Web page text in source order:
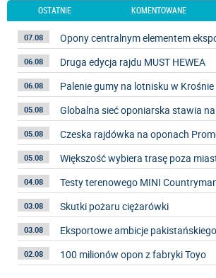
OSTATNIE KOMENTOWANE
07.08 Opony centralnym elementem
06.08 Druga edycja rajdu MUST HEWEA
06.08 Palenie gumy na lotnisku w Krośnie
05.08 Globalna sieć oponiarska stawia
05.08 Czeska rajdówka na oponach
05.08 Większość wybiera trasę poza
04.08 Testy terenowego MINI
03.08 Skutki pożaru ciężarówki
03.08 Eksportowe ambicje
02.08 100 milionów opon z fabryki Toyo